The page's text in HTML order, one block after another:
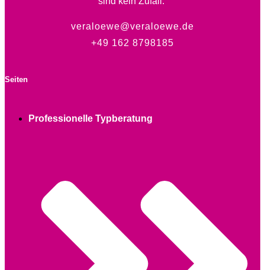
veraloewe@veraloewe.de
+49 162 8798185
Seiten
Professionelle Typberatung